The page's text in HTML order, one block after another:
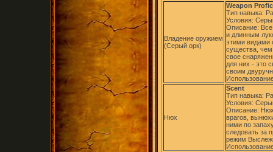
Владение оружием
(Серый орк)
Weapon
Тип навыка:
Условия:
Описание:
и длинным
этими видами
существа, чем
свое
для них - это
своим
Нюх
Scent
Тип навыка:
Условия:
Описание:
врагов,
ними по
следовать за
режим